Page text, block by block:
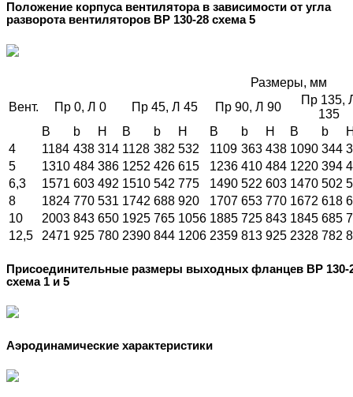
Положение корпуса вентилятора в зависимости от угла
разворота вентиляторов ВР 130-28 схема 5
Вент.
Размеры, мм
Пр 0, Л 0
Пр 45, Л 45 Пр 90, Л 90
Пр 135,
135
B
b H B b H B b H B b
4
1184 438 314 1128 382 532 1109 363 438 1090 344
5
1310 484 386 1252 426 615 1236 410 484 1220 394
6,3
1571 603 492 1510 542 775 1490 522 603 1470 502
8
1824 770 531 1742 688 920 1707 653 770 1672 618
10
2003 843 650 1925 765 1056 1885 725 843 1845 685
12,5
2471 925 780 2390 844 1206 2359 813 925 2328 782
Присоединительные размеры выходных фланцев ВР 130-
схема 1 и 5
Аэродинамические характеристики